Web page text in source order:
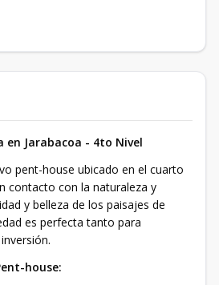
en Jarabacoa - 4to Nivel
pent-house ubicado en el cuarto
contacto con la naturaleza y
y belleza de los paisajes de
es perfecta tanto para
house: